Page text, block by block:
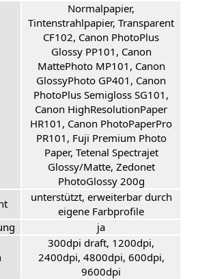
Normalpapier,
Tintenstrahlpapier, Transparent
CF102, Canon PhotoPlus
Glossy PP101, Canon
MattePhoto MP101, Canon
GlossyPhoto GP401, Canon
PhotoPlus Semigloss SG101,
Canon HighResolutionPaper
HR101, Canon PhotoPaperPro
PR101, Fuji Premium Photo
Paper, Tetenal Spectrajet
Glossy/Matte, Zedonet
PhotoGlossy 200g
unterstützt, erweiterbar durch
eigene Farbprofile
ja
300dpi draft, 1200dpi,
2400dpi, 4800dpi, 600dpi,
9600dpi